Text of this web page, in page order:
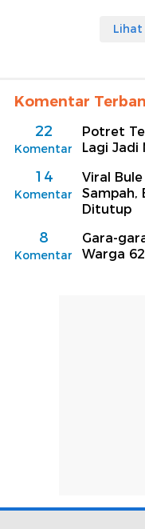
Lihat
Komentar
22
Komentar
Potret
Lagi Jadi
14
Komentar
Viral
Sampah,
Ditutup
8
Komentar
Gara-
Warga